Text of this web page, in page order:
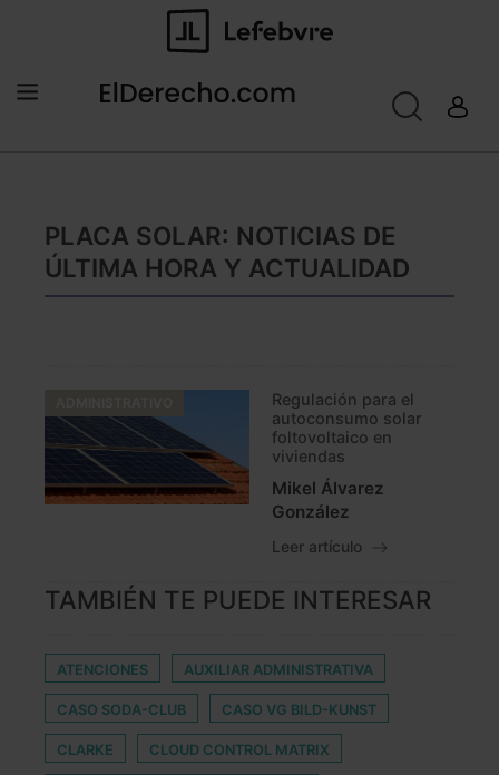
PLACA SOLAR: NOTICIAS DE
ÚLTIMA HORA Y ACTUALIDAD
Regulación para el
autoconsumo solar
foltovoltaico en
viviendas
Mikel Álvarez
González
Leer artículo
TAMBIÉN TE PUEDE INTERESAR
ATENCIONES AUXILIAR ADMINISTRATIVA
CASO SODA-CLUB CASO VG BILD-KUNST
CLARKE CLOUD CONTROL MATRIX